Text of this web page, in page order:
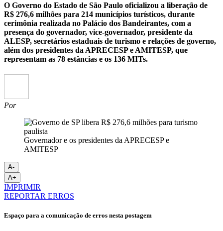
O Governo do Estado de São Paulo oficializou a liberação de
R$ 276,6 milhões para 214 municípios turísticos, durante
cerimônia realizada no Palácio dos Bandeirantes, com a
presença do governador, vice-governador, presidente da
ALESP, secretários estaduais de turismo e relações de governo,
além dos presidentes da APRECESP e AMITESP, que
representam as 78 estâncias e os 136 MITs.
Por
Governador e os presidentes da APRECESP e
AMITESP
A-
A+
IMPRIMIR
REPORTAR ERROS
Espaço para a comunicação de erros nesta postagem